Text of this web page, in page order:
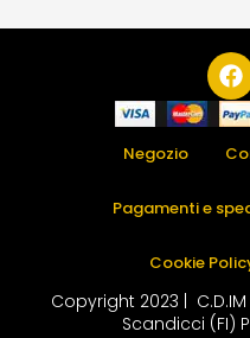
F
a
c
e
b
o
Negozio
Pagamenti e
Cookie
Copyright 2023 | C.D.IM
Scandicci (FI)